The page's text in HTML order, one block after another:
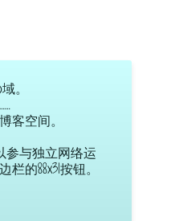
。
客空间。
参与独立网络运
的88x31按钮。